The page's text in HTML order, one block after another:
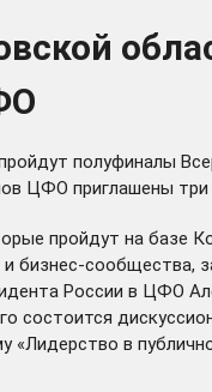
полуфиналы
ЦФО приглашены три
пройдут на базе
бизнес-
России в ЦФО
состоится
«Лидерство в